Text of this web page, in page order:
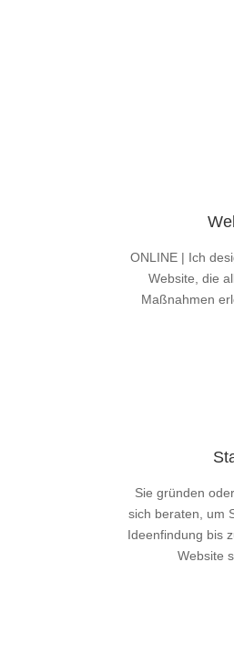
ONLINE | Ich
Website, die
Maßnahmen
Sie gründen
sich beraten, um
Ideenfindung bis
Website